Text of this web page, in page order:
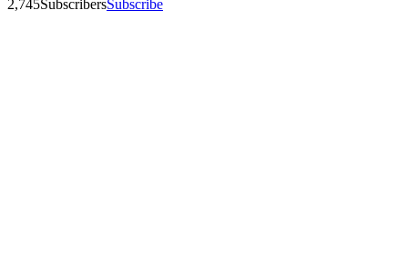
2,745SubscribersSubscribe